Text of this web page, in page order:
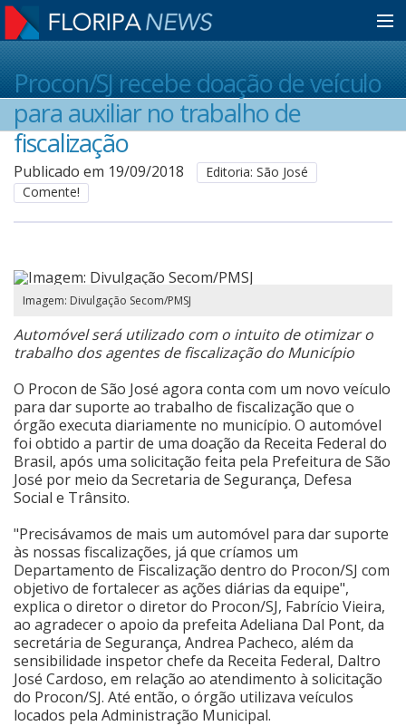
Home
Notícias
Colunistas
Cinema
Agenda Cultural
Anuncie
Fale Conosco
Procon/SJ recebe doação de veículo
para auxiliar no trabalho de
fiscalização
Publicado em 19/09/2018
Editoria: São José
Comente!
Imagem: Divulgação Secom/PMSJ
Automóvel será utilizado com o intuito de otimizar o
trabalho dos agentes de fiscalização do Município
O Procon de São José agora conta com um novo veículo
para dar suporte ao trabalho de fiscalização que o
órgão executa diariamente no município. O automóvel
foi obtido a partir de uma doação da Receita Federal do
Brasil, após uma solicitação feita pela Prefeitura de São
José por meio da Secretaria de Segurança, Defesa
Social e Trânsito.
"Precisávamos de mais um automóvel para dar suporte
às nossas fiscalizações, já que críamos um
Departamento de Fiscalização dentro do Procon/SJ com
objetivo de fortalecer as ações diárias da equipe",
explica o diretor o diretor do Procon/SJ, Fabrício Vieira,
ao agradecer o apoio da prefeita Adeliana Dal Pont, da
secretária de Segurança, Andrea Pacheco, além da
sensibilidade inspetor chefe da Receita Federal, Daltro
José Cardoso, em relação ao atendimento à solicitação
do Procon/SJ. Até então, o órgão utilizava veículos
locados pela Administração Municipal.